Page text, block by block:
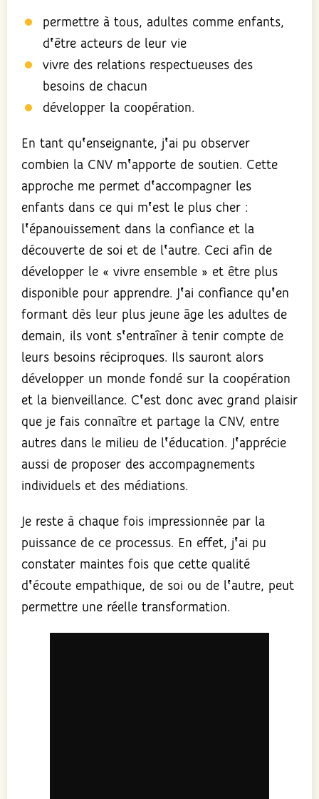
permettre à tous, adultes comme enfants,
d‛être acteurs de leur vie
vivre des relations respectueuses des
besoins de chacun
développer la coopération.
En tant qu‛enseignante, j‛ai pu observer
combien la CNV m‛apporte de soutien. Cette
approche me permet d‛accompagner les
enfants dans ce qui m‛est le plus cher :
l‛épanouissement dans la confiance et la
découverte de soi et de l‛autre. Ceci afin de
développer le « vivre ensemble » et être plus
disponible pour apprendre. J‛ai confiance qu‛en
formant dès leur plus jeune âge les adultes de
demain, ils vont s‛entraîner à tenir compte de
leurs besoins réciproques. Ils sauront alors
développer un monde fondé sur la coopération
et la bienveillance. C‛est donc avec grand plaisir
que je fais connaître et partage la CNV, entre
autres dans le milieu de l‛éducation. J‛apprécie
aussi de proposer des accompagnements
individuels et des médiations.
Je reste à chaque fois impressionnée par la
puissance de ce processus. En effet, j‛ai pu
constater maintes fois que cette qualité
d‛écoute empathique, de soi ou de l‛autre, peut
permettre une réelle transformation.